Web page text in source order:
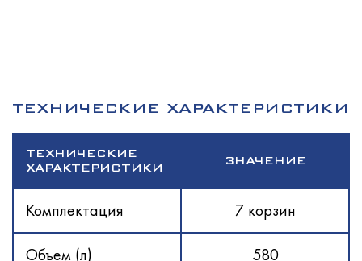
ТЕХНИЧЕСКИЕ ХАРАКТЕРИСТИКИ
ТЕХНИЧЕСКИЕ
ХАРАКТЕРИСТИКИ
ЗНАЧЕНИЕ
Комплектация 7 корзин
Объем (л) 580